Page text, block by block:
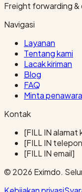
Freight forwarding
Navigasi
Layanan
Tentang kami
Lacak kiriman
Blog
FAQ
Minta
Kontak
[FILL IN alamat
[FILL IN
[FILL IN email]
© 2026 Eximdo.